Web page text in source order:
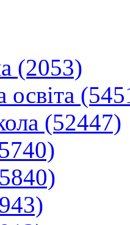
(2053)
освіта
(52447)